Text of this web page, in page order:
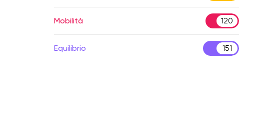
Mobilità 120
Equilibrio 151